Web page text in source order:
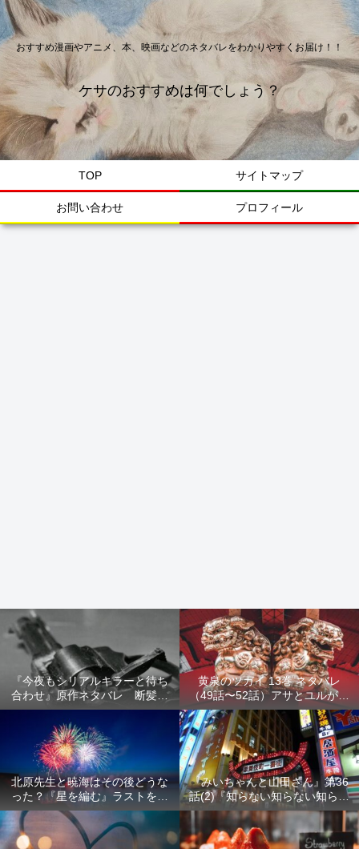
おすすめ漫画やアニメ、本、映画などのネタバレをわかりやすくお届け！！
ケサのおすすめは何でしょう？
TOP サイトマップ
お問い合わせ プロフィール
『今夜もシリアルキラーと待ち
合わせ』原作ネタバレ 断髪オ
ブジェ殺人事件 犯人の正体や
結末を解説
黄泉のツガイ 13巻 ネタバレ
（49話〜52話）アサとユルが家
出！西ノ村の真実とヒカルの決
意を解説
北原先生と暁海はその後どうな
った？『星を編む』ラストをネ
タバレ解説
『みいちゃんと山田さん』第36
話(2)『知らない知らない知らな
い』最新話 ネタバレ 犯人確
定 次回最終回